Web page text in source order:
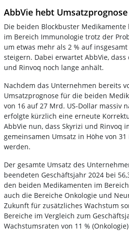
AbbVie hebt Umsatzprognose
Die beiden Blockbuster
im Bereich Immunologie trotz der
um etwas mehr als 2 % auf
steigern. Dabei erwartet AbbVie, dass
und Rinvoq noch lange anhält.
Nachdem das Unternehmen bereits
Umsatzprognose für die beiden
von 16 auf 27 Mrd. US-Dollar massiv
erfolgte kürzlich eine erneute
AbbVie nun, dass Skyrizi und Rinvoq
gemeinsamen Umsatz in Höhe von
werden.
Der gesamte Umsatz des
beendeten Geschäftsjahr 2024 bei
den beiden Medikamenten im
auch die Bereiche Onkologie und
Zukunft für zusätzliches Wachstum
Bereiche im Vergleich zum
Wachstumsraten von 11 %